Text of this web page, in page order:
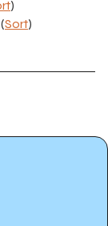
)
Sort)